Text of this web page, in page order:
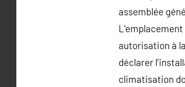
assemblée
autorisation à
déclarer
climatisation